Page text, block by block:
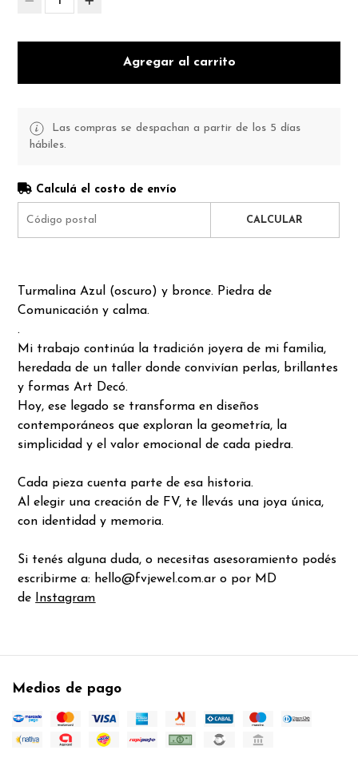
Agregar al carrito
Las compras se despachan a partir de los 5 días
hábiles.
Calculá el costo de envío
CALCULAR
Turmalina Azul (oscuro) y bronce. Piedra de
Comunicación y calma.
.
Mi trabajo continúa la tradición joyera de mi familia,
heredada de un taller donde convivían perlas, brillantes
y formas Art Decó.
Hoy, ese legado se transforma en diseños
contemporáneos que exploran la geometría, la
simplicidad y el valor emocional de cada piedra.
Cada pieza cuenta parte de esa historia.
Al elegir una creación de FV, te llevás una joya única,
con identidad y memoria.
Si tenés alguna duda, o necesitas asesoramiento podés
escribirme a: hello@fvjewel.com.ar o por MD
de
Instagram
Medios de pago